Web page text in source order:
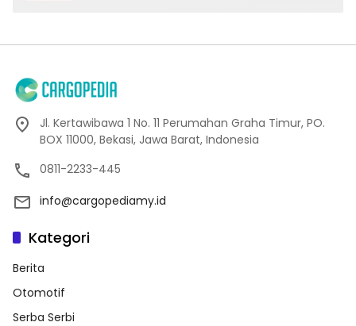
Jl. Kertawibawa 1 No. 11 Perumahan Graha Timur, PO.
BOX 11000, Bekasi, Jawa Barat, Indonesia
0811-2233-445
info@cargopediamy.id
Kategori
Berita
Otomotif
Serba Serbi